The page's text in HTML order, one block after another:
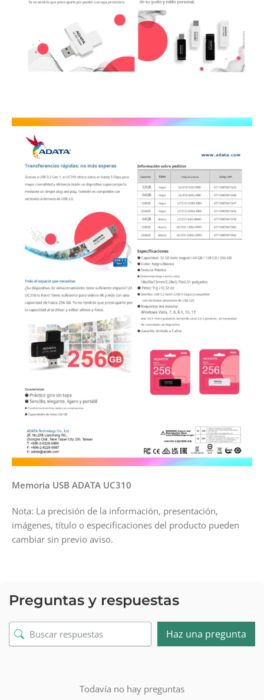
Memoria USB ADATA UC310
Nota: La precisión de la información, presentación,
imágenes, título o especificaciones del producto pueden
cambiar sin previo aviso.
Preguntas y respuestas
Haz una pregunta
Todavía no hay preguntas